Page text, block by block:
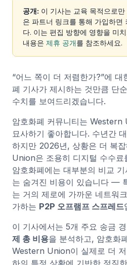
공개: 이 기사는 교육 목적으로
은 파트너 링크를 통해 가입하면
다. 이는 편집 방향에 영향을 미
내용은 제휴 공개를 참조하세요.
“어느 쪽이 더 저렴한가?”에
폐 기사가 제시하는 것만큼 단
수치를 보여드리겠습니다.
암호화폐 커뮤니티는 Western
묘사하기 좋아합니다. 수년간
하지만 2026년, 상황은 더 복
Union은 조용히 디지털 수수료
암호화폐에는 대부분의 비교
는 숨겨진 비용이 있습니다 —
는 거의 제로에 가까운 네트워
가하는 P2P 오프램프 스프레드
이 기사에서는 5개 주요 송금
제 총 비용을 분석하고, 암호화
Western Union이 실제로 더
하의 특정 상황에 기반한 정직